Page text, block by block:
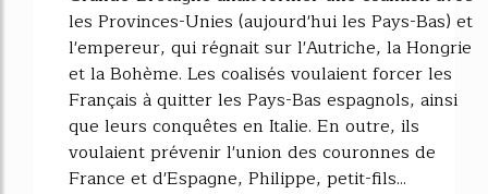
les Provinces-Unies (aujourd'hui les Pays-Bas) et
l'empereur, qui régnait sur l'Autriche, la Hongrie
et la Bohème. Les coalisés voulaient forcer les
Français à quitter les Pays-Bas espagnols, ainsi
que leurs conquêtes en Italie. En outre, ils
voulaient prévenir l'union des couronnes de
France et d'Espagne, Philippe, petit-fils...